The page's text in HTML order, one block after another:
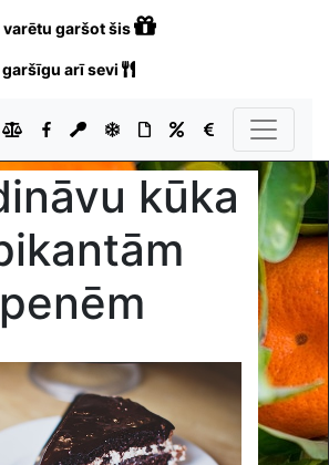
garšot šis
arī sevi
kūka